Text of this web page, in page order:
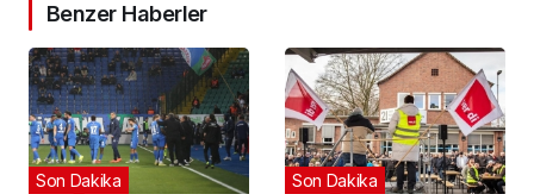
Benzer Haberler
Son Dakika Son Dakika